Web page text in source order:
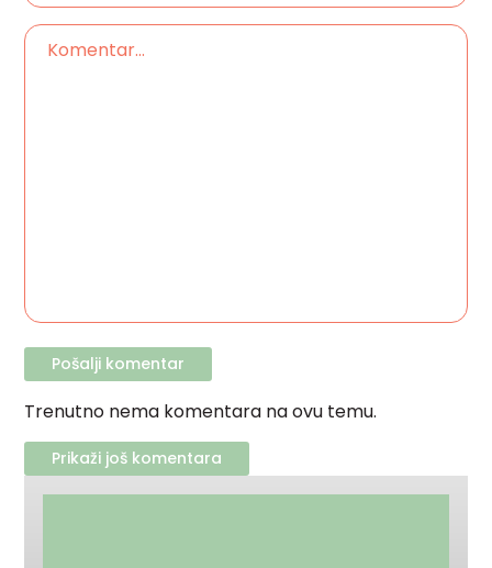
Trenutno nema komentara na ovu temu.
Prikaži još komentara